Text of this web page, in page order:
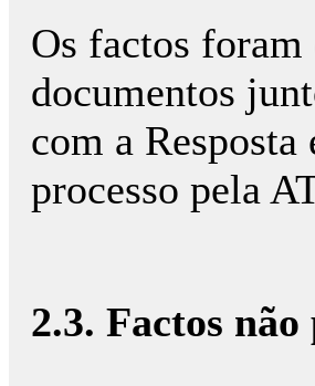
Os factos foram
documentos
com a
processo pela
2.3. Factos não